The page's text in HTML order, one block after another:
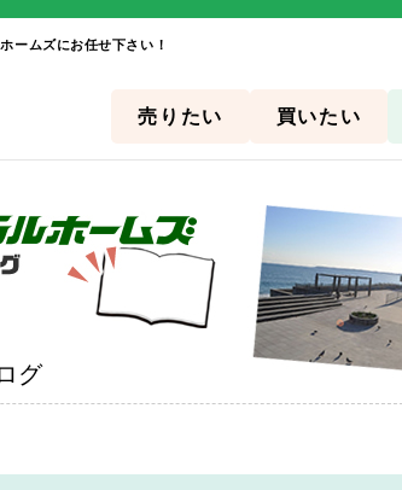
ームズにお任せ下さい！
売りたい 買いたい
グ